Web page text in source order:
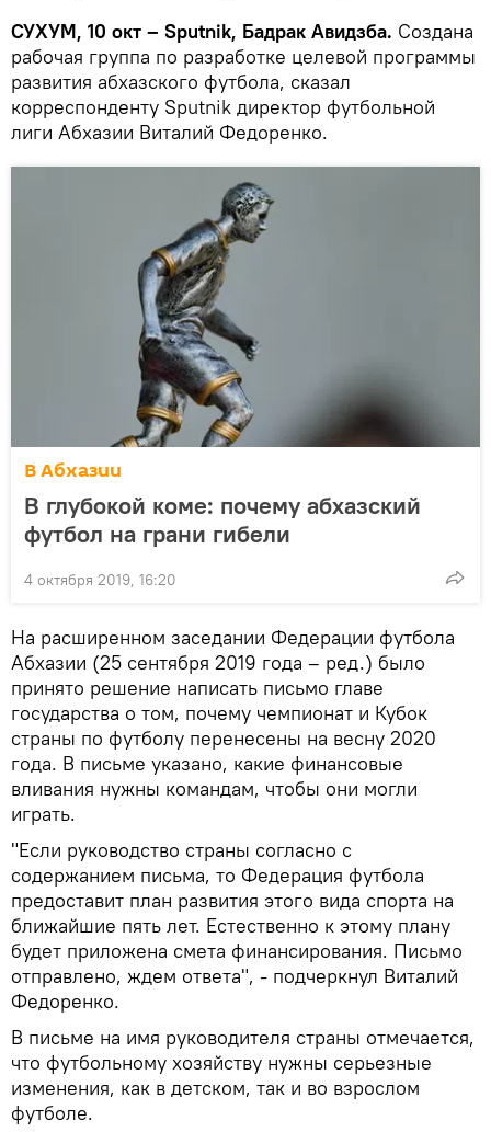
СУХУМ, 10 окт – Sputnik, Бадрак Авидзба. Создана
рабочая группа по разработке целевой программы
развития абхазского футбола, сказал
корреспонденту Sputnik директор футбольной
лиги Абхазии Виталий Федоренко.
В Абхазии
В глубокой коме: почему абхазский
футбол на грани гибели
4 октября 2019, 16:20
На расширенном заседании Федерации футбола
Абхазии (25 сентября 2019 года – ред.) было
принято решение написать письмо главе
государства о том, почему чемпионат и Кубок
страны по футболу перенесены на весну 2020
года. В письме указано, какие финансовые
вливания нужны командам, чтобы они могли
играть.
"Если руководство страны согласно с
содержанием письма, то Федерация футбола
предоставит план развития этого вида спорта на
ближайшие пять лет. Естественно к этому плану
будет приложена смета финансирования. Письмо
отправлено, ждем ответа", - подчеркнул Виталий
Федоренко.
В письме на имя руководителя страны отмечается,
что футбольному хозяйству нужны серьезные
изменения, как в детском, так и во взрослом
футболе.